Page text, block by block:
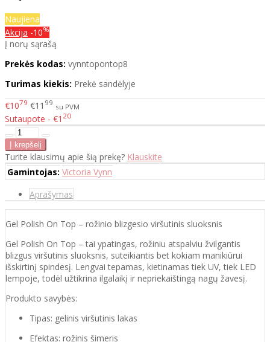
Naujiena
Akcija -10%
Į norų sąrašą
Prekės kodas: vynntopontop8
Turimas kiekis: Prekė sandėlyje
€1079 €11 99 su PVM
Sutaupote - €1 20
Turite klausimų apie šią prekę? Klauskite
Gamintojas: Victoria Vynn
Aprašymas
Gel Polish On Top – rožinio blizgesio viršutinis sluoksnis
Gel Polish On Top – tai ypatingas, rožiniu atspalviu žvilgantis
blizgus viršutinis sluoksnis, suteikiantis bet kokiam manikiūrui
išskirtinį spindesį. Lengvai tepamas, kietinamas tiek UV, tiek LED
lempoje, todėl užtikrina ilgalaikį ir nepriekaištingą nagų žavesį.
Produkto savybės:
Tipas: gelinis viršutinis lakas
Efektas: rožinis šimeris